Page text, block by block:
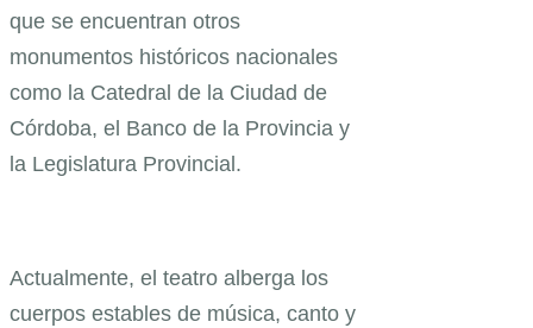
que se encuentran otros
monumentos históricos nacionales
como la Catedral de la Ciudad de
Córdoba, el Banco de la Provincia y
la Legislatura Provincial.
Actualmente, el teatro alberga los
cuerpos estables de música, canto y